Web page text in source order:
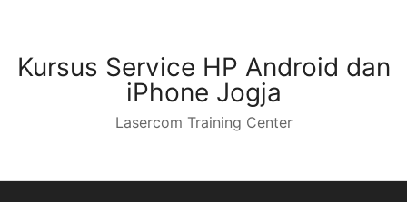
Kursus Service HP Android dan
iPhone Jogja
Lasercom Training Center